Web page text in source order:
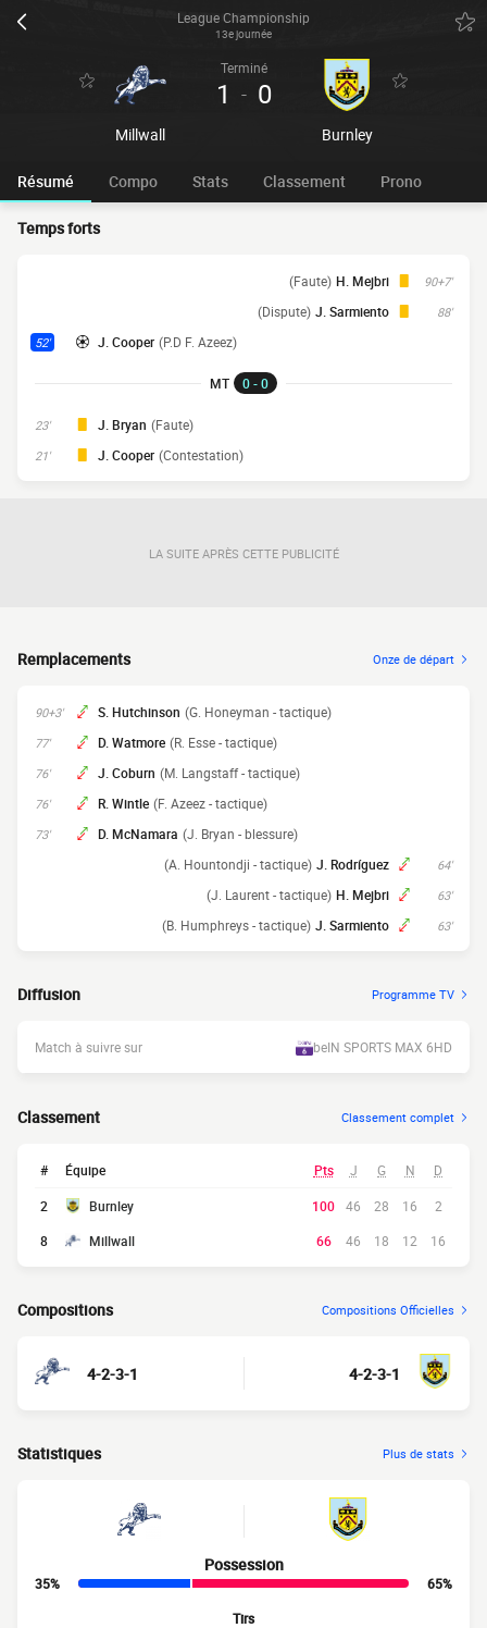
League Championship
13e journée
Millwall
Terminé
1 - 0
Burnley
Résumé Compo Stats Classement Prono
Temps forts
90+7'
H. Mejbri
(Faute)
88'
J. Sarmiento
(Dispute)
52' J. Cooper (P.D F. Azeez)
MT 0 - 0
23' J. Bryan (Faute)
21' J. Cooper (Contestation)
LA SUITE APRÈS CETTE PUBLICITÉ
Remplacements Onze de départ
90+3' S. Hutchinson (G. Honeyman - tactique)
77' D. Watmore (R. Esse - tactique)
76' J. Coburn (M. Langstaff - tactique)
76' R. Wintle (F. Azeez - tactique)
73' D. McNamara (J. Bryan - blessure)
64'
J. Rodríguez
(A. Hountondji - tactique)
63'
H. Mejbri
(J. Laurent - tactique)
63'
J. Sarmiento
(B. Humphreys - tactique)
Diffusion Programme TV
Match à suivre sur beIN SPORTS MAX 6HD
Classement Classement complet
# Équipe Pts J G N D
2 Burnley 100 46 28 16
2
8
Millwall 66 46 18 12 16
Compositions Compositions Officielles
4-2-3-1 4-2-3-1
Statistiques Plus de stats
Possession
35%
65%
Tirs